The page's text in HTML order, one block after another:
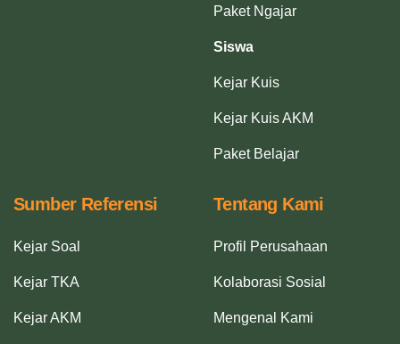
Paket Ngajar
Siswa
Kejar Kuis
Kejar Kuis AKM
Paket Belajar
Sumber Referensi
Kejar Soal
Kejar TKA
Kejar AKM
Tentang Kami
Profil Perusahaan
Kolaborasi Sosial
Mengenal Kami